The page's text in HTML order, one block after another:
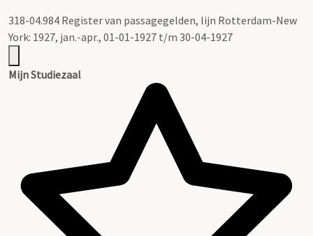
318-04.984 Register van passagegelden, lijn Rotterdam-New
York: 1927, jan.-apr., 01-01-1927 t/m 30-04-1927
Mijn Studiezaal